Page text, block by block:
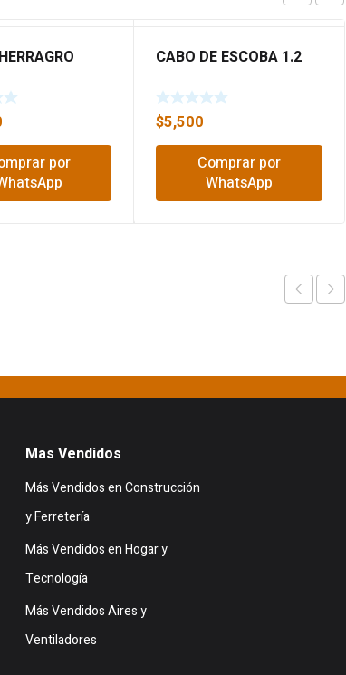
por
CABO DE ESCOBA 1.2
$5,500
Comprar por
WhatsApp
Mas Vendidos
Más Vendidos en Construcción
y Ferretería
Más Vendidos en Hogar y
Tecnología
Más Vendidos Aires y
Ventiladores